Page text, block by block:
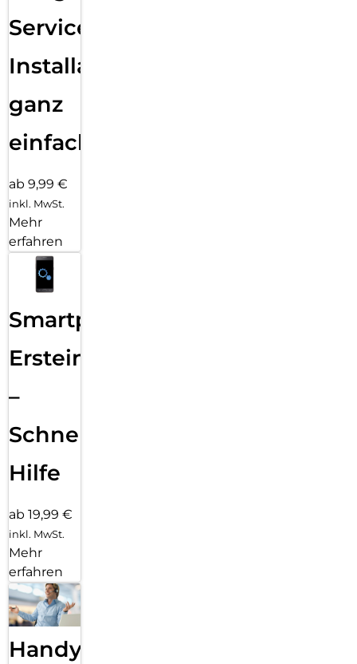
Services
Installation
ganz
einfach
ab 9,99 €
inkl. MwSt.
Mehr
erfahren
Smartphone
Ersteinrichtung
–
Schnelle
Hilfe
ab 19,99 €
inkl. MwSt.
Mehr
erfahren
Handy